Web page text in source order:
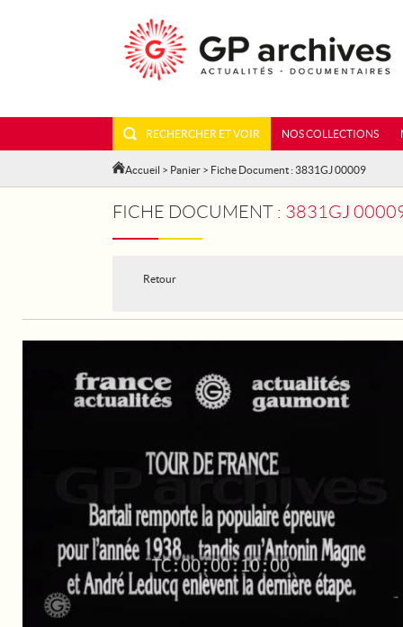
RECHERCHER ET VOIR NOS COLLECTIONS
Accueil > Panier > Fiche Document : 3831GJ 00009
FICHE DOCUMENT : 3831GJ 00009 -
Retour